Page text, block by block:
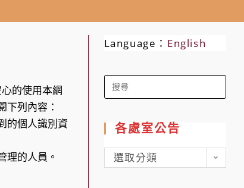
的使用本網
下列內容：
的個人識別資
理的人員。
Language： English
Search
for:
各處室公告
各
處
選取分類